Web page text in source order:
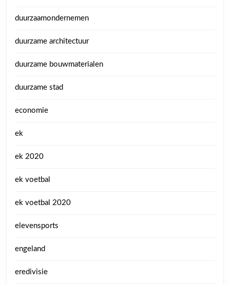
duurzaamondernemen
duurzame architectuur
duurzame bouwmaterialen
duurzame stad
economie
ek
ek 2020
ek voetbal
ek voetbal 2020
elevensports
engeland
eredivisie